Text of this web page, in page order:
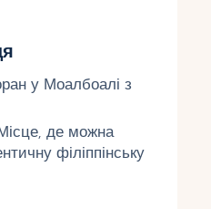
у Моалбоалі з
де можна
філіппінську